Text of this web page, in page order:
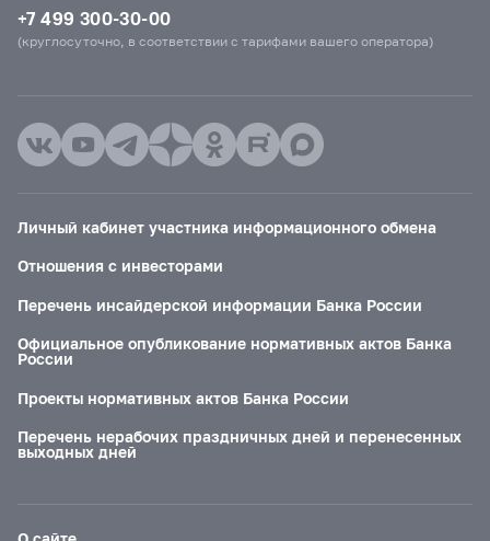
+7 499 300-30-00
(круглосуточно, в соответствии с тарифами вашего оператора)
Личный кабинет участника информационного обмена
Отношения с инвесторами
Перечень инсайдерской информации Банка России
Официальное опубликование нормативных актов Банка
России
Проекты нормативных актов Банка России
Перечень нерабочих праздничных дней и перенесенных
выходных дней